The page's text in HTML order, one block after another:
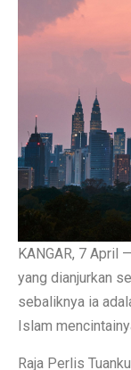
KANGAR, 7 April
yang dianjurkan
sebaliknya ia
Islam
Raja Perlis